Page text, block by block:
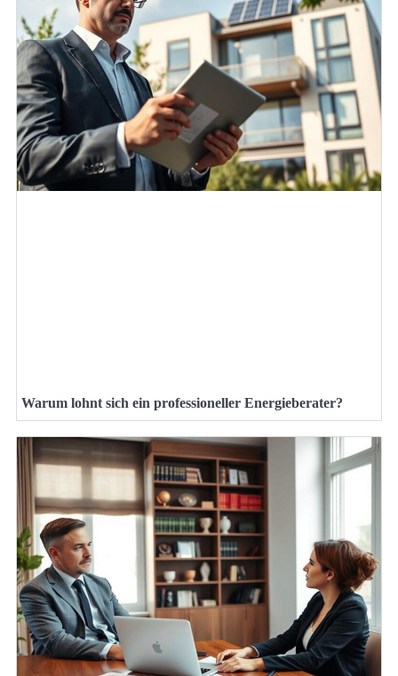
Warum lohnt sich ein professioneller Energieberater?